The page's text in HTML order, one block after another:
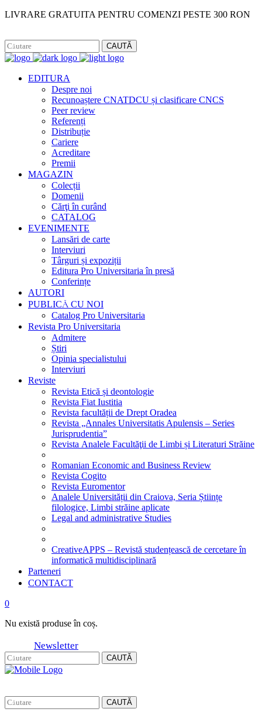
LIVRARE GRATUITA PENTRU COMENZI PESTE 300 RON
CAUTĂ
EDITURA
Despre noi
Recunoaștere CNATDCU și clasificare CNCS
Peer review
Referenți
Distribuție
Cariere
Acreditare
Premii
MAGAZIN
Colecții
Domenii
Cărţi în curând
CATALOG
EVENIMENTE
Lansări de carte
Interviuri
Târguri și expoziții
Editura Pro Universitaria în presă
Conferințe
AUTORI
PUBLICĂ CU NOI
Catalog Pro Universitaria
Revista Pro Universitaria
Admitere
Știri
Opinia specialistului
Interviuri
Reviste
Revista Etică și deontologie
Revista Fiat Iustitia
Revista facultății de Drept Oradea
Revista „Annales Universitatis Apulensis – Series
Jurisprudentia”
Revista Analele Facultăţii de Limbi și Literaturi Străine
Romanian Economic and Business Review
Revista Cogito
Revista Euromentor
Analele Universității din Craiova, Seria Științe
filologice, Limbi străine aplicate
Legal and administrative Studies
CreativeAPPS – Revistă studențească de cercetare în
informatică multidisciplinară
Parteneri
CONTACT
0
Nu există produse în coș.
Newsletter
CAUTĂ
CAUTĂ